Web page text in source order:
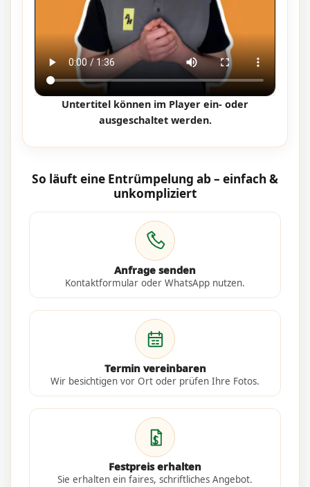
Untertitel können im Player ein- oder
ausgeschaltet werden.
So läuft eine Entrümpelung ab – einfach &
unkompliziert
Anfrage senden
Kontaktformular oder WhatsApp nutzen.
Termin vereinbaren
Wir besichtigen vor Ort oder prüfen Ihre Fotos.
Festpreis erhalten
Sie erhalten ein faires, schriftliches Angebot.